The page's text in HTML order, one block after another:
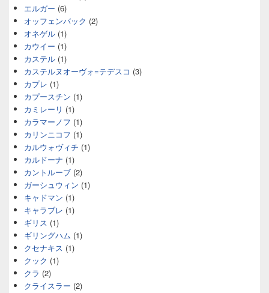
エルガー (6)
オッフェンバック (2)
オネゲル (1)
カウイー (1)
カステル (1)
カステルヌオーヴォ=テデスコ (3)
カプレ (1)
カプースチン (1)
カミレーリ (1)
カラマーノフ (1)
カリンニコフ (1)
カルウォヴィチ (1)
カルドーナ (1)
カントルーブ (2)
ガーシュウィン (1)
キャドマン (1)
キャラブレ (1)
ギリス (1)
ギリングハム (1)
クセナキス (1)
クック (1)
クラ (2)
クライスラー (2)